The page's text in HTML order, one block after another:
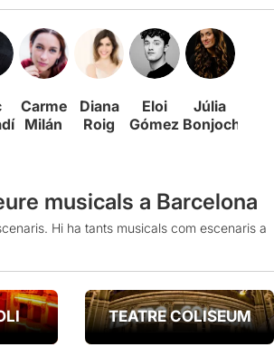
Carme
Milán
Diana
Roig
Eloi
Gómez
Júlia
Bonjoch
musicals a Barcelona
Hi ha tants musicals com escenaris a
TEATRE COLISEUM